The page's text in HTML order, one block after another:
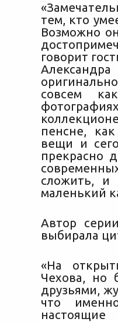
тем, кто
Возможно
говорит
совсем
пенсне,
вещи и
прекрасно
сложить, и
маленький
Автор
выбирала
«На
Чехова, но
друзьями,
что